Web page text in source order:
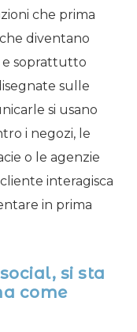
che prima
diventano
e soprattutto
sulle
si usano
i negozi, le
o le agenzie
interagisca
in prima
si sta
come